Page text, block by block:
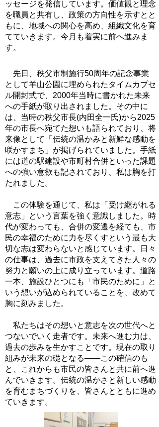
ッセージを発信しています。価値観と理念
を職員と共有し、政策の方向性を示すとと
もに、地域への関心を高め、組織文化を育
てていきます。今月も着実に前へ進みま
す。
先日、秩父市制施行50周年の記念事業
として羊山公園に埋められたタイムカプセ
ル開封式で、2000年当時に書かれた未来
への手紙が取り出されました。その中に
は、当時の秩父市長(内田全一氏)から2025
年の市長へ宛てた想いも語られており、将
来像として「伝統の温かみと新鮮な感動を
咲かすまち」が掲げられていました。手紙
には道の駅建設や市町村合併といった課題
への強い意欲も記されており、私は胸を打
たれました。
この体験を通じて、私は「受け継がれる
意志」という言葉を強く意識しました。時
代が変わっても、合併の変遷を経ても、市
民の幸福のために力を尽くすという最も大
切な志は変わらないと感じています。日々
の仕事は、過去に市政を支えてきた人々の
努力と願いの上に成り立っています。道路
一本、施設ひとつにも「市民のために」と
いう想いが込められていることを、改めて
胸に刻みました。
私たちはその想いと意志を次の世代へと
つないでいく走者です。未来へ進む力は、
過去の歩みを生かすことです。現在の取り
組みが未来の礎となる――この確信のも
と、これからも市民の皆さんと共に前へ進
んでいきます。伝統の温かさと新しい感動
を育むまちづくりを、皆さんとともに進め
ていきます。